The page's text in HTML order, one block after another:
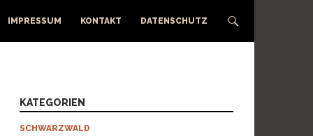
IMPRESSUM KONTAKT DATENSCHUTZ
KATEGORIEN
SCHWARZWALD